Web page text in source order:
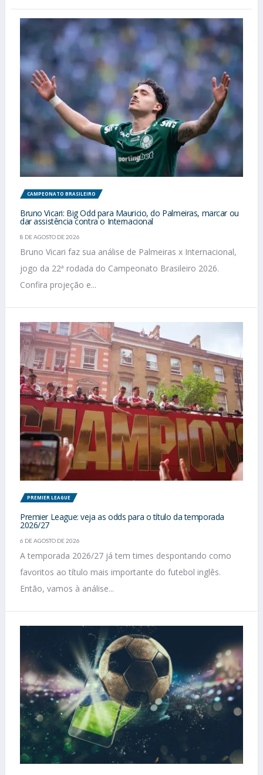
CAMPEONATO BRASILEIRO
Bruno Vicari: Big Odd para Mauricio, do Palmeiras, marcar ou
dar assistência contra o Internacional
8 DE AGOSTO DE 2026
Bruno Vicari faz sua análise de Palmeiras x Internacional,
jogo da 22ª rodada do Campeonato Brasileiro 2026.
Confira projeção e...
PREMIER LEAGUE
Premier League: veja as odds para o título da temporada
2026/27
6 DE AGOSTO DE 2026
A temporada 2026/27 já tem times despontando como
favoritos ao título mais importante do futebol inglês.
Então, vamos à análise...